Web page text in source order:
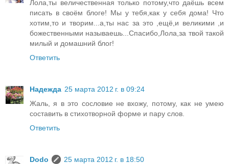
Лола,ты величественная только потому,что даёшь всем
писать в своём блоге! Мы у тебя,как у себя дома! Что
хотим,то и творим...а,ты нас за это ,ещё,и великими ,и
божественными называешь...Спасибо,Лола,за твой такой
милый и домашний блог!
Ответить
Надежда 25 марта 2012 г. в 09:24
Жаль, я в это сословие не вхожу, потому, как не умею
составить в стихотворной форме и пару слов.
Ответить
Dodo
25 марта 2012 г. в 18:50